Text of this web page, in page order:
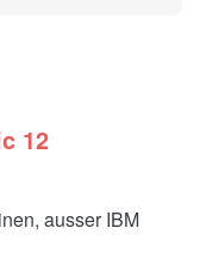
12
ausser IBM